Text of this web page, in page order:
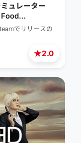
★2.0
ュレーター
でリリースの